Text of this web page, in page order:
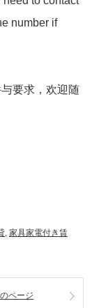
number if
要求，欢迎随
, 家具家電付き賃
ページ